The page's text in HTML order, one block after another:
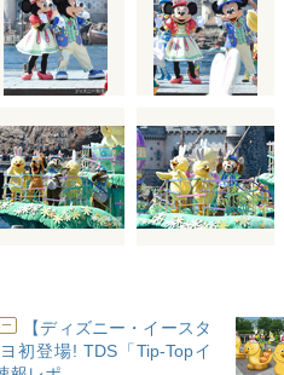
【ディズニー・イースタ
初登場! TDS「Tip-Topイ